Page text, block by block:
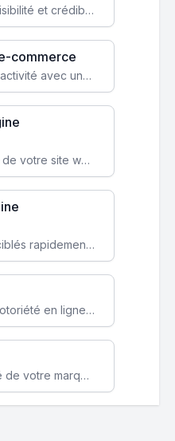
Augmentez votre visibilité et crédibilité en ligne avec un site web performant, conçu pour attirer plus de clients.
commerce
Transformez votre activité avec une boutique en ligne, accessible à l'échelle mondiale 24/7.
Boostez la visibilité de votre site web sur Google et attirez du trafic qualifié grâce à nos stratégies SEO.
Attirez des clients ciblés rapidement avec des campagnes publicitaires payantes optimisées pour vos objectifs.
Augmentez votre notoriété en ligne et stimulez la croissance de votre entreprise grâce à une stratégie sociale sur mesure.
Renforcez l’identité de votre marque avec un design unique qui capte l’attention et engage vos clients.